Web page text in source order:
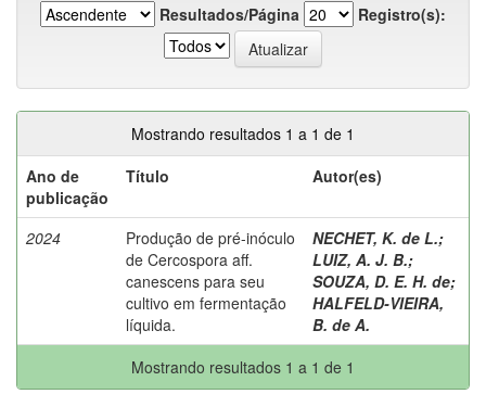
Resultados/Página
Registro(s):
Mostrando resultados 1 a 1 de 1
Ano de
publicação
Título Autor(es)
2024
Produção de pré-inóculo
de Cercospora aff.
canescens para seu
cultivo em fermentação
líquida.
NECHET, K. de L.;
LUIZ, A. J. B.;
SOUZA, D. E. H. de;
HALFELD-VIEIRA,
B. de A.
Mostrando resultados 1 a 1 de 1